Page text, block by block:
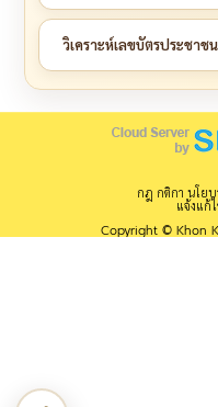
วิเคราะห์เลขบัตรประชาชน
กฎ กติกา นโยบ
แจ้งแก้
Copyright © Khon